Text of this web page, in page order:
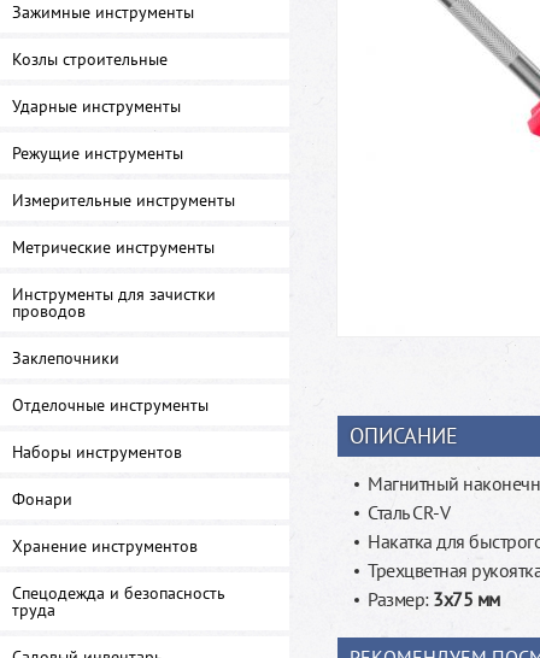
Зажимные инструменты
Козлы строительные
Ударные инструменты
Режущие инструменты
Измерительные инструменты
Метрические инструменты
Инструменты для зачистки
проводов
Заклепочники
Отделочные инструменты
Наборы инструментов
Фонари
Хранение инструментов
Спецодежда и безопасность
труда
ОПИСАНИЕ
Магнитный
Сталь CR-V
Накатка для
Трехцветная
Размер: 3x75 мм